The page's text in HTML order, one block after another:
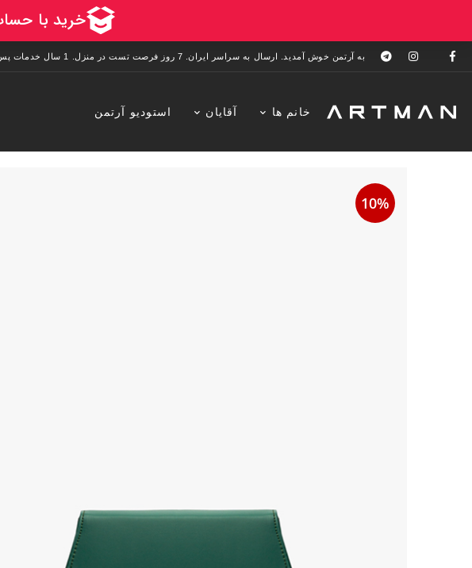
به آرتمن خوش آمدید. ارسال به سراسر ایران. 7 روز فرصت تست در منزل. 1 سال خدمات پس از فروش.
خانم ها آقایان استودیو آرتمن
10%